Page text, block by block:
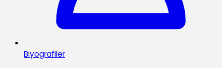
Biyografiler